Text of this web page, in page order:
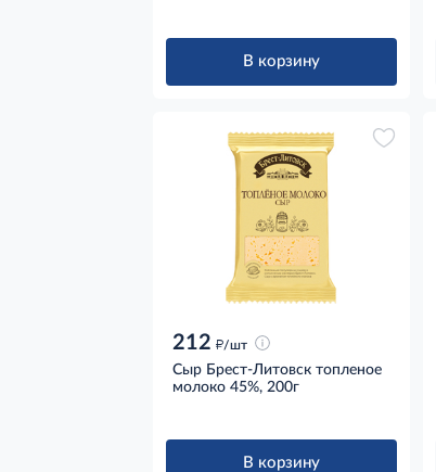
В корзину
212 д/шт
Сыр Брест-Литовск топленое
молоко 45%, 200г
В корзину